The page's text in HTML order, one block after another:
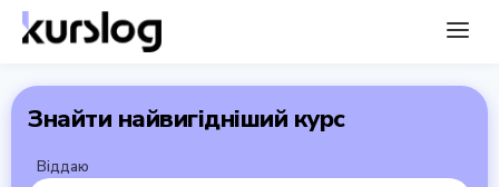
Знайти найвигідніший курс
Віддаю